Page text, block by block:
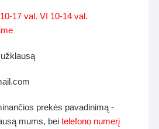
17 val. VI 10-14 val.
prekės pavadinimą -
mums, beitelefono numerį